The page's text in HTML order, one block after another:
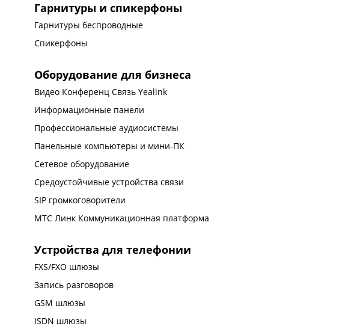
Гарнитуры и спикерфоны
Гарнитуры беспроводные
Спикерфоны
Оборудование для бизнеса
Видео Конференц Связь Yealink
Информационные панели
Профессиональные аудиосистемы
Панельные компьютеры и мини-ПК
Сетевое оборудование
Средоустойчивые устройства связи
SIP громкоговорители
МТС Линк Коммуникационная платформа
Устройства для телефонии
FXS/FXO шлюзы
Запись разговоров
GSM шлюзы
ISDN шлюзы